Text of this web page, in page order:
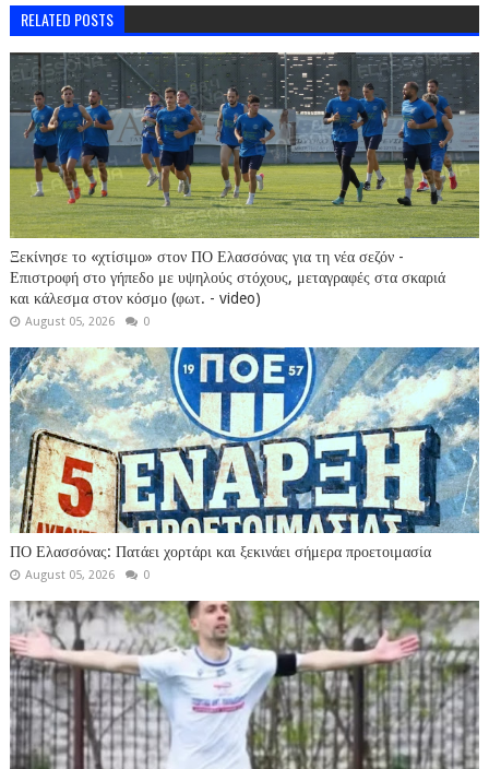
RELATED POSTS
Ξεκίνησε το «χτίσιμο» στον ΠΟ Ελασσόνας για τη νέα σεζόν -
Επιστροφή στο γήπεδο με υψηλούς στόχους, μεταγραφές στα σκαριά
και κάλεσμα στον κόσμο (φωτ. - video)
August 05, 2026 0
ΠΟ Ελασσόνας: Πατάει χορτάρι και ξεκινάει σήμερα προετοιμασία
August 05, 2026 0